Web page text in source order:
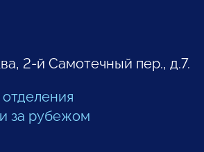
2-й Самотечный пер., д.7.
за рубежом